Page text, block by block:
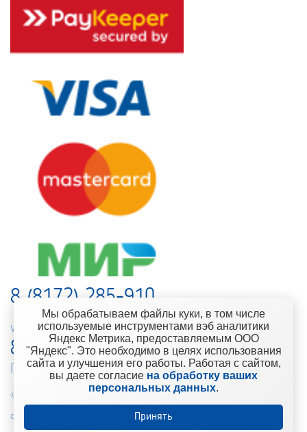
8 (8172) 285-910
web-support@kontinent.ru
8 900 501-25-53
Горячая линия интернет-магазина
© 2010-2021 Компания «Континент» Сеть магазинов строительно-
отделочных материалов
Мы обрабатываем файлы куки, в том числе
используемые инструментами вэб аналитики
Яндекс Метрика, предоставляемым ООО
"Яндекс". Это необходимо в целях использования
сайта и улучшения его работы. Работая с сайтом,
вы даете согласие на обработку ваших
персональных данных.
Принять